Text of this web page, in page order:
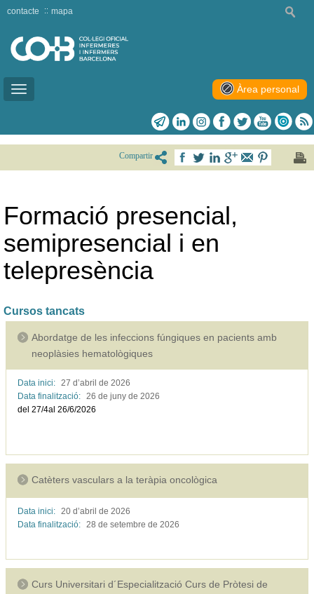
Toggle
contacte mapa
Àrea personal
Compartir
Formació presencial,
semipresencial i en
telepresència
Cursos tancats
Abordatge de les infeccions fúngiques en pacients amb
neoplàsies hematològiques
Data inici: 27 d’abril de 2026
Data finalització: 26 de juny de 2026
del 27/4al 26/6/2026
Catèters vasculars a la teràpia oncològica
Data inici: 20 d’abril de 2026
Data finalització: 28 de setembre de 2026
Curs Universitari d´Especialització Curs de Pròtesi de